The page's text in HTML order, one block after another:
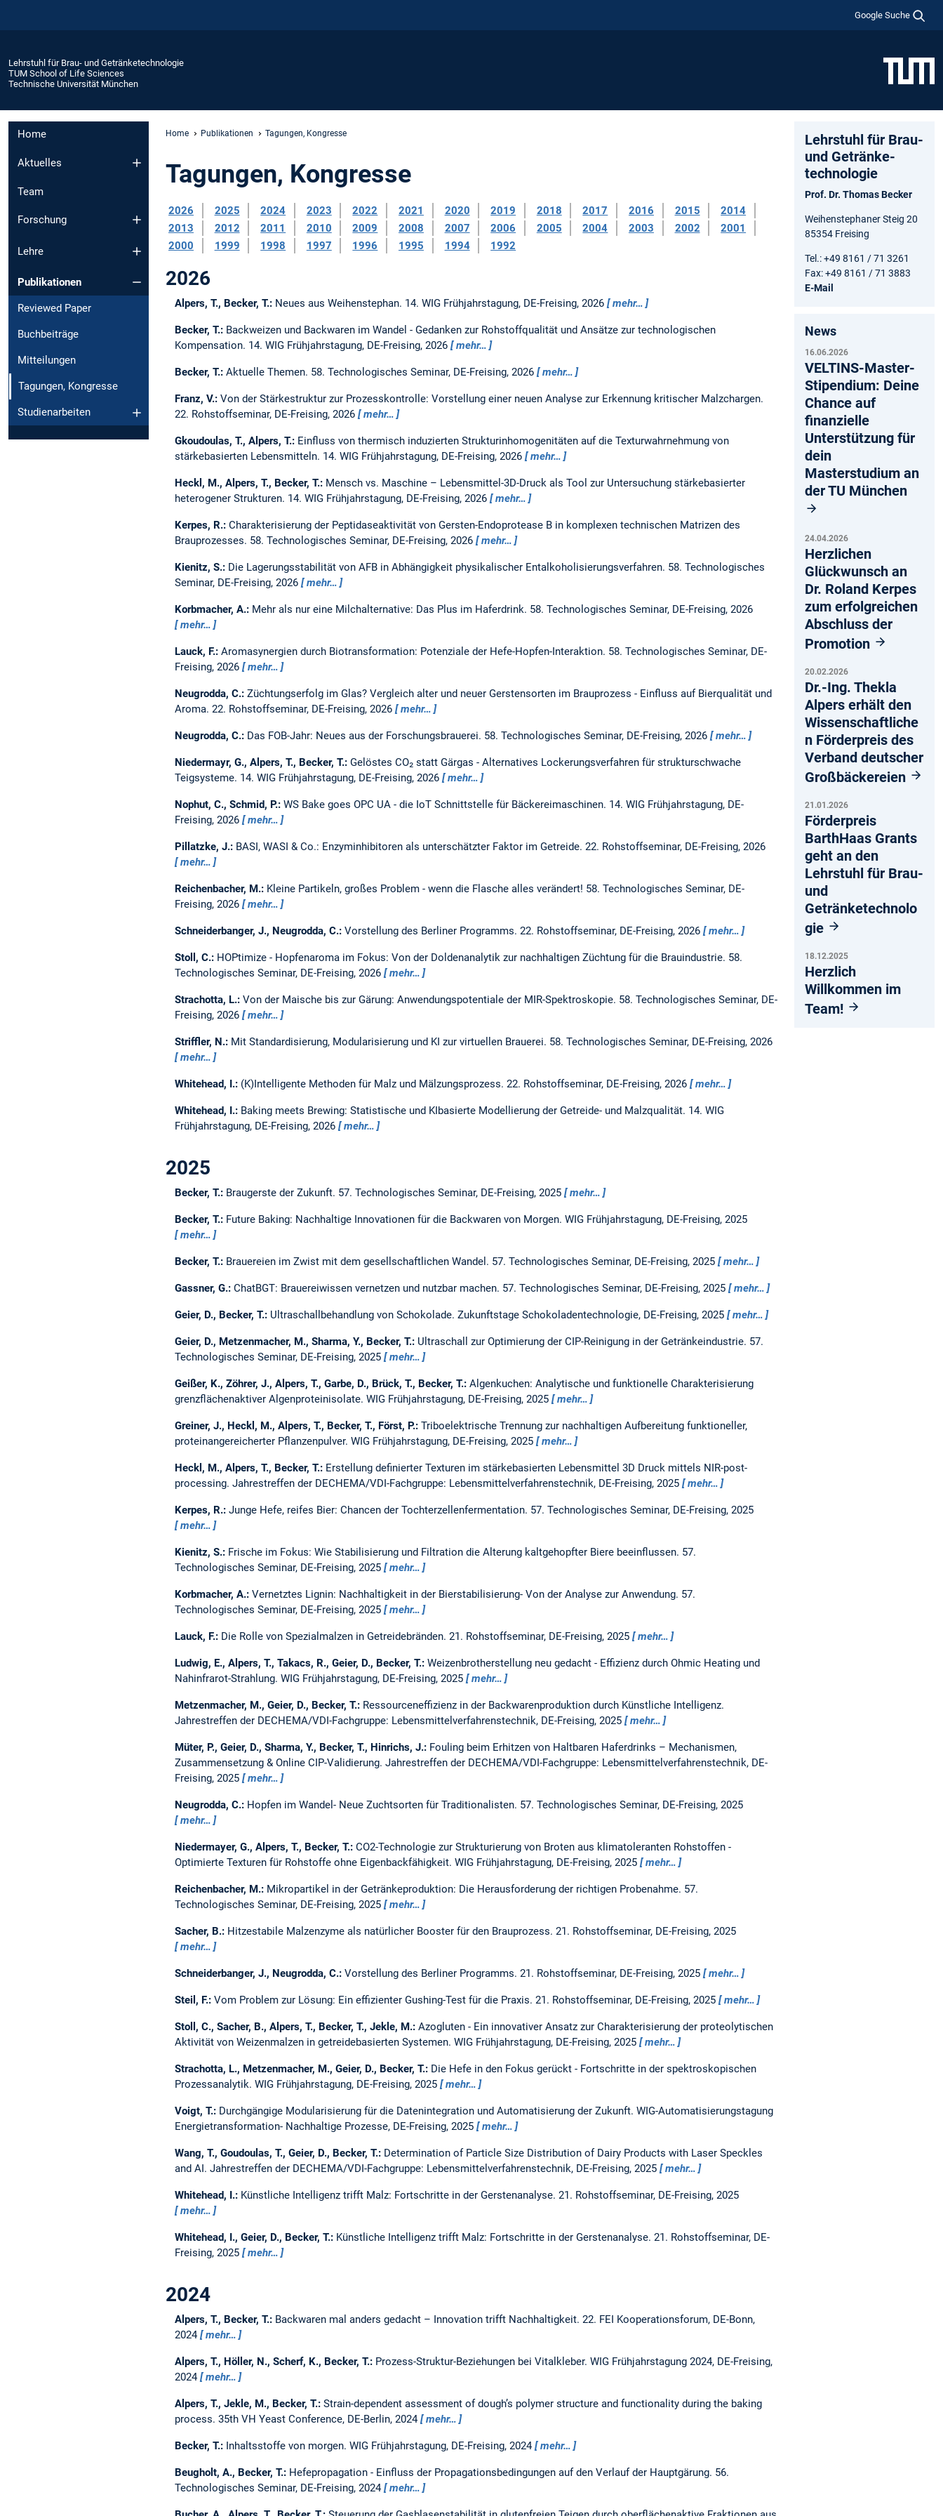
Google Suche
Lehrstuhl für Brau- und Getränketechnologie
TUM School of Life Sciences
Technische Universität München
Home
Aktuelles
Team
Forschung
Lehre
Publikationen
Reviewed Paper
Buchbeiträge
Mitteilungen
Tagungen, Kongresse
Studienarbeiten
Home Publikationen Tagungen, Kongresse
Tagungen, Kongresse
2026 2025 2024 2023 2022 2021 2020 2019 2018 2017 2016 2015
2014
2013
2012 2011 2010 2009 2008 2007 2006 2005 2004 2003 2002
2001
2000
1999 1998 1997 1996 1995 1994 1992
2026
Alpers, T., Becker, T.: Neues aus Weihenstephan. 14. WIG Frühjahrstagung, DE-Freising, 2026 mehr…
Becker, T.: Backweizen und Backwaren im Wandel - Gedanken zur Rohstoffqualität und Ansätze zur technologischen
Kompensation. 14. WIG Frühjahrstagung, DE-Freising, 2026 mehr…
Becker, T.: Aktuelle Themen. 58. Technologisches Seminar, DE-Freising, 2026 mehr…
Franz, V.: Von der Stärkestruktur zur Prozesskontrolle: Vorstellung einer neuen Analyse zur Erkennung kritischer Malzchargen.
22. Rohstoffseminar, DE-Freising, 2026
mehr…
Gkoudoulas, T., Alpers, T.: Einfluss von thermisch induzierten Strukturinhomogenitäten auf die Texturwahrnehmung von
stärkebasierten Lebensmitteln. 14. WIG Frühjahrstagung, DE-Freising, 2026 mehr…
Heckl, M., Alpers, T., Becker, T.: Mensch vs. Maschine – Lebensmittel-3D-Druck als Tool zur Untersuchung stärkebasierter
heterogener Strukturen. 14. WIG Frühjahrstagung, DE-Freising, 2026 mehr…
Kerpes, R.: Charakterisierung der Peptidaseaktivität von Gersten-Endoprotease B in komplexen technischen Matrizen des
Brauprozesses. 58. Technologisches Seminar, DE-Freising, 2026 mehr…
Kienitz, S.: Die Lagerungsstabilität von AFB in Abhängigkeit physikalischer Entalkoholisierungsverfahren. 58. Technologisches
Seminar, DE-Freising, 2026
mehr…
Korbmacher, A.: Mehr als nur eine Milchalternative: Das Plus im Haferdrink. 58. Technologisches Seminar, DE-Freising, 2026
mehr…
Lauck, F.: Aromasynergien durch Biotransformation: Potenziale der Hefe-Hopfen-Interaktion. 58. Technologisches Seminar, DE-
Freising, 2026
mehr…
Neugrodda, C.: Züchtungserfolg im Glas? Vergleich alter und neuer Gerstensorten im Brauprozess - Einfluss auf Bierqualität und
Aroma. 22. Rohstoffseminar, DE-Freising, 2026 mehr…
Neugrodda, C.: Das FOB-Jahr: Neues aus der Forschungsbrauerei. 58. Technologisches Seminar, DE-Freising, 2026 mehr…
Niedermayr, G., Alpers, T., Becker, T.: Gelöstes CO₂ statt Gärgas - Alternatives Lockerungsverfahren für strukturschwache
Teigsysteme. 14. WIG Frühjahrstagung, DE-Freising, 2026 mehr…
Nophut, C., Schmid, P.: WS Bake goes OPC UA - die IoT Schnittstelle für Bäckereimaschinen. 14. WIG Frühjahrstagung, DE-
Freising, 2026
mehr…
Pillatzke, J.: BASI, WASI & Co.: Enzyminhibitoren als unterschätzter Faktor im Getreide. 22. Rohstoffseminar, DE-Freising, 2026
mehr…
Reichenbacher, M.: Kleine Partikeln, großes Problem - wenn die Flasche alles verändert! 58. Technologisches Seminar, DE-
Freising, 2026
mehr…
Schneiderbanger, J., Neugrodda, C.: Vorstellung des Berliner Programms. 22. Rohstoffseminar, DE-Freising, 2026 mehr…
Stoll, C.: HOPtimize - Hopfenaroma im Fokus: Von der Doldenanalytik zur nachhaltigen Züchtung für die Brauindustrie. 58.
Technologisches Seminar, DE-Freising, 2026
mehr…
Strachotta, L.: Von der Maische bis zur Gärung: Anwendungspotentiale der MIR-Spektroskopie. 58. Technologisches Seminar, DE-
Freising, 2026
mehr…
Striffler, N.: Mit Standardisierung, Modularisierung und KI zur virtuellen Brauerei. 58. Technologisches Seminar, DE-Freising, 2026
mehr…
Whitehead, I.: (K)Intelligente Methoden für Malz und Mälzungsprozess. 22. Rohstoffseminar, DE-Freising, 2026 mehr…
Whitehead, I.: Baking meets Brewing: Statistische und KIbasierte Modellierung der Getreide- und Malzqualität. 14. WIG
Frühjahrstagung, DE-Freising, 2026
mehr…
2025
Becker, T.: Braugerste der Zukunft. 57. Technologisches Seminar, DE-Freising, 2025 mehr…
Becker, T.: Future Baking: Nachhaltige Innovationen für die Backwaren von Morgen. WIG Frühjahrstagung, DE-Freising, 2025
mehr…
Becker, T.: Brauereien im Zwist mit dem gesellschaftlichen Wandel. 57. Technologisches Seminar, DE-Freising, 2025 mehr…
Gassner, G.: ChatBGT: Brauereiwissen vernetzen und nutzbar machen. 57. Technologisches Seminar, DE-Freising, 2025 mehr…
Geier, D., Becker, T.: Ultraschallbehandlung von Schokolade. Zukunftstage Schokoladentechnologie, DE-Freising, 2025 mehr…
Geier, D., Metzenmacher, M., Sharma, Y., Becker, T.: Ultraschall zur Optimierung der CIP-Reinigung in der Getränkeindustrie. 57.
Technologisches Seminar, DE-Freising, 2025
mehr…
Geißer, K., Zöhrer, J., Alpers, T., Garbe, D., Brück, T., Becker, T.: Algenkuchen: Analytische und funktionelle Charakterisierung
grenzflächenaktiver Algenproteinisolate. WIG Frühjahrstagung, DE-Freising, 2025 mehr…
Greiner, J., Heckl, M., Alpers, T., Becker, T., Först, P.: Triboelektrische Trennung zur nachhaltigen Aufbereitung funktioneller,
proteinangereicherter Pflanzenpulver. WIG Frühjahrstagung, DE-Freising, 2025 mehr…
Heckl, M., Alpers, T., Becker, T.: Erstellung definierter Texturen im stärkebasierten Lebensmittel 3D Druck mittels NIR-post-
processing. Jahrestreffen der DECHEMA/VDI-Fachgruppe: Lebensmittelverfahrenstechnik, DE-Freising, 2025 mehr…
Kerpes, R.: Junge Hefe, reifes Bier: Chancen der Tochterzellenfermentation. 57. Technologisches Seminar, DE-Freising, 2025
mehr…
Kienitz, S.: Frische im Fokus: Wie Stabilisierung und Filtration die Alterung kaltgehopfter Biere beeinflussen. 57.
Technologisches Seminar, DE-Freising, 2025
mehr…
Korbmacher, A.: Vernetztes Lignin: Nachhaltigkeit in der Bierstabilisierung- Von der Analyse zur Anwendung. 57.
Technologisches Seminar, DE-Freising, 2025
mehr…
Lauck, F.: Die Rolle von Spezialmalzen in Getreidebränden. 21. Rohstoffseminar, DE-Freising, 2025 mehr…
Ludwig, E., Alpers, T., Takacs, R., Geier, D., Becker, T.: Weizenbrotherstellung neu gedacht - Effizienz durch Ohmic Heating und
Nahinfrarot-Strahlung. WIG Frühjahrstagung, DE-Freising, 2025 mehr…
Metzenmacher, M., Geier, D., Becker, T.: Ressourceneffizienz in der Backwarenproduktion durch Künstliche Intelligenz.
Jahrestreffen der DECHEMA/VDI-Fachgruppe: Lebensmittelverfahrenstechnik, DE-Freising, 2025
mehr…
Müter, P., Geier, D., Sharma, Y., Becker, T., Hinrichs, J.: Fouling beim Erhitzen von Haltbaren Haferdrinks – Mechanismen,
Zusammensetzung & Online CIP-Validierung. Jahrestreffen der DECHEMA/VDI-Fachgruppe: Lebensmittelverfahrenstechnik, DE-
Freising, 2025
mehr…
Neugrodda, C.: Hopfen im Wandel- Neue Zuchtsorten für Traditionalisten. 57. Technologisches Seminar, DE-Freising, 2025
mehr…
Niedermayer, G., Alpers, T., Becker, T.: CO2-Technologie zur Strukturierung von Broten aus klimatoleranten Rohstoffen -
Optimierte Texturen für Rohstoffe ohne Eigenbackfähigkeit. WIG Frühjahrstagung, DE-Freising, 2025 mehr…
Reichenbacher, M.: Mikropartikel in der Getränkeproduktion: Die Herausforderung der richtigen Probenahme. 57.
Technologisches Seminar, DE-Freising, 2025
mehr…
Sacher, B.: Hitzestabile Malzenzyme als natürlicher Booster für den Brauprozess. 21. Rohstoffseminar, DE-Freising, 2025
mehr…
Schneiderbanger, J., Neugrodda, C.: Vorstellung des Berliner Programms. 21. Rohstoffseminar, DE-Freising, 2025 mehr…
Steil, F.: Vom Problem zur Lösung: Ein effizienter Gushing-Test für die Praxis. 21. Rohstoffseminar, DE-Freising, 2025 mehr…
Stoll, C., Sacher, B., Alpers, T., Becker, T., Jekle, M.: Azogluten - Ein innovativer Ansatz zur Charakterisierung der proteolytischen
Aktivität von Weizenmalzen in getreidebasierten Systemen. WIG Frühjahrstagung, DE-Freising, 2025 mehr…
Strachotta, L., Metzenmacher, M., Geier, D., Becker, T.: Die Hefe in den Fokus gerückt - Fortschritte in der spektroskopischen
Prozessanalytik. WIG Frühjahrstagung, DE-Freising, 2025 mehr…
Voigt, T.: Durchgängige Modularisierung für die Datenintegration und Automatisierung der Zukunft. WIG-Automatisierungstagung
Energietransformation- Nachhaltige Prozesse, DE-Freising, 2025
mehr…
Wang, T., Goudoulas, T., Geier, D., Becker, T.: Determination of Particle Size Distribution of Dairy Products with Laser Speckles
and AI. Jahrestreffen der DECHEMA/VDI-Fachgruppe: Lebensmittelverfahrenstechnik, DE-Freising, 2025 mehr…
Whitehead, I.: Künstliche Intelligenz trifft Malz: Fortschritte in der Gerstenanalyse. 21. Rohstoffseminar, DE-Freising, 2025
mehr…
Whitehead, I., Geier, D., Becker, T.: Künstliche Intelligenz trifft Malz: Fortschritte in der Gerstenanalyse. 21. Rohstoffseminar, DE-
Freising, 2025
mehr…
2024
Alpers, T., Becker, T.: Backwaren mal anders gedacht – Innovation trifft Nachhaltigkeit. 22. FEI Kooperationsforum, DE-Bonn,
2024
mehr…
Alpers, T., Höller, N., Scherf, K., Becker, T.: Prozess-Struktur-Beziehungen bei Vitalkleber. WIG Frühjahrstagung 2024, DE-Freising,
2024
mehr…
Alpers, T., Jekle, M., Becker, T.: Strain-dependent assessment of dough’s polymer structure and functionality during the baking
process. 35th VH Yeast Conference, DE-Berlin, 2024 mehr…
Becker, T.: Inhaltsstoffe von morgen. WIG Frühjahrstagung, DE-Freising, 2024 mehr…
Beugholt, A., Becker, T.: Hefepropagation - Einfluss der Propagationsbedingungen auf den Verlauf der Hauptgärung. 56.
Technologisches Seminar, DE-Freising, 2024
mehr…
Lehrstuhl für Brau-
und Getränke­
technologie
Prof. Dr. Thomas Becker
Weihenstephaner Steig 20
85354 Freising
Tel.: +49 8161 / 71 3261
Fax: +49 8161 / 71 3883
E-Mail
News
16.06.2026
VELTINS-Master-
Stipendium: Deine
Chance auf
finanzielle
Unterstützung für
dein
Masterstudium an
der TU München
24.04.2026
Herzlichen
Glückwunsch an
Dr. Roland Kerpes
zum erfolgreichen
Abschluss der
Promotion
20.02.2026
Dr.-Ing. Thekla
Alpers erhält den
Wissenschaftliche
n Förderpreis des
Verband deutscher
Großbäckereien
21.01.2026
Förderpreis
BarthHaas Grants
geht an den
Lehrstuhl für Brau-
und
Getränketechnolo
gie
18.12.2025
Herzlich
Willkommen im
Team!